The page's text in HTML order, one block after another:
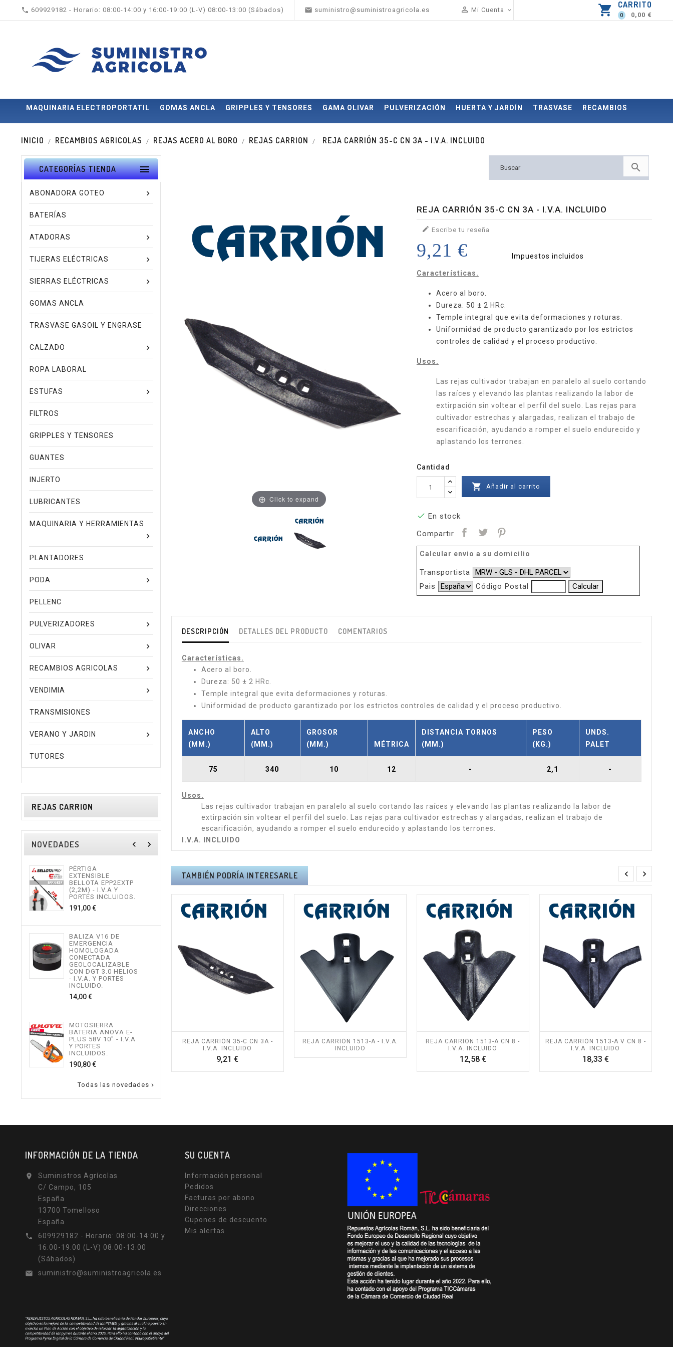
 609929182 - Horario: 08:00-14:00 y 16:00-19:00 (L-V) 08:00-13:00 (Sábados)  suministro@suministroagricola.es  Mi Cuenta  shopping_cart CARRITO
0 0,00 €
MAQUINARIA ELECTROPORTATIL GOMAS ANCLA GRIPPLES Y TENSORES GAMA OLIVAR PULVERIZACIÓN HUERTA Y JARDÍN TRASVASE RECAMBIOS
INICIO RECAMBIOS AGRICOLAS REJAS ACERO AL BORO REJAS CARRION REJA CARRIÓN 35-C CN 3A - I.V.A. INCLUIDO
CATEGORÍAS TIENDA 
ABONADORA GOTEO
BATERÍAS
ATADORAS
TIJERAS ELÉCTRICAS
SIERRAS ELÉCTRICAS
GOMAS ANCLA
TRASVASE GASOIL Y ENGRASE
CALZADO
ROPA LABORAL
ESTUFAS
FILTROS
GRIPPLES Y TENSORES
GUANTES
INJERTO
LUBRICANTES
MAQUINARIA Y HERRAMIENTAS
PLANTADORES
PODA
PELLENC
PULVERIZADORES
OLIVAR
RECAMBIOS AGRICOLAS
VENDIMIA
TRANSMISIONES
VERANO Y JARDIN
TUTORES
REJAS CARRION
NOVEDADES navigate_before navigate_next
PÉRTIGA
EXTENSIBLE
BELLOTA EPP2EXTP
(2,2M) - I.V.A Y
PORTES INCLUIDOS.
191,00 €Precio
BALIZA V16 DE
EMERGENCIA
HOMOLOGADA
CONECTADA
GEOLOCALIZABLE
CON DGT 3.0 HELIOS
- I.V.A. Y PORTES
INCLUIDO.
14,00 €Precio
MOTOSIERRA
BATERIA ANOVA E-
PLUS 58V 10" - I.V.A
Y PORTES
INCLUIDOS.
190,80 €Precio
TIJERA PÉRTIGA
ALTUNA AB2000 -
Precio
INCLUIDOS.
496,10 €Precio
217,80 €
199,65 €Precio
ALTUNA AF37 - I.V.A
Y PORTES
INCLUIDOS.
200,00 € Precio
PACK BAHCO TIJERA
BCL23 +
MOTOSIERRA
BCL104 - I.V.A Y
PORTES INCLUIDOS.
508,20 €Precio
Todas las novedades 

Click to expand
REJA CARRIÓN 35-C CN 3A - I.V.A. INCLUIDO
 Escribe tu reseña
9,21 € Impuestos incluidos
Características.
Acero al boro.
Dureza: 50 ± 2 HRc.
Temple integral que evita deformaciones y roturas.
Uniformidad de producto garantizado por los estrictos
controles de calidad y el proceso productivo.
Usos.
Las rejas cultivador trabajan en paralelo al suelo cortando
las raíces y elevando las plantas realizando la labor de
extirpación sin voltear el perfil del suelo. Las rejas para
cultivador estrechas y alargadas, realizan el trabajo de
escarificación, ayudando a romper el suelo endurecido y
aplastando los terrones.
Cantidad
 Añadir al carrito
 En stock
Compartir
Calcular envio a su domicilio
Transportista
Pais
Código Postal
DESCRIPCIÓN DETALLES DEL PRODUCTO COMENTARIOS
Características.
Acero al boro.
Dureza: 50 ± 2 HRc.
Temple integral que evita deformaciones y roturas.
Uniformidad de producto garantizado por los estrictos controles de calidad y el proceso productivo.
ANCHO
(MM.)
ALTO
(MM.)
GROSOR
(MM.)
MÉTRICA
DISTANCIA TORNOS
(MM.)
PESO
(KG.)
UNDS.
PALET
75 340 10 12 - 2,1 -
Usos.
Las rejas cultivador trabajan en paralelo al suelo cortando las raíces y elevando las plantas realizando la labor de
extirpación sin voltear el perfil del suelo. Las rejas para cultivador estrechas y alargadas, realizan el trabajo de
escarificación, ayudando a romper el suelo endurecido y aplastando los terrones.
I.V.A. INCLUIDO
TAMBIÉN PODRÍA INTERESARLE
REJA CARRIÓN 35-C CN 3A -
I.V.A. INCLUIDO
9,21 €Precio
REJA CARRIÓN 1513-A - I.V.A.
INCLUIDO
REJA CARRIÓN 1513-A CN 8 -
I.V.A. INCLUIDO
12,58 €Precio
REJA CARRIÓN 1513-A V CN 8 -
I.V.A. INCLUIDO
18,33 €Precio
 
INFORMACIÓN DE LA TIENDA

Suministros Agrícolas
C/ Campo, 105
España
13700 Tomelloso
España

609929182 - Horario: 08:00-14:00 y
16:00-19:00 (L-V) 08:00-13:00
(Sábados)

suministro@suministroagricola.es
SU CUENTA
Información personal
Pedidos
Facturas por abono
Direcciones
Cupones de descuento
Mis alertas